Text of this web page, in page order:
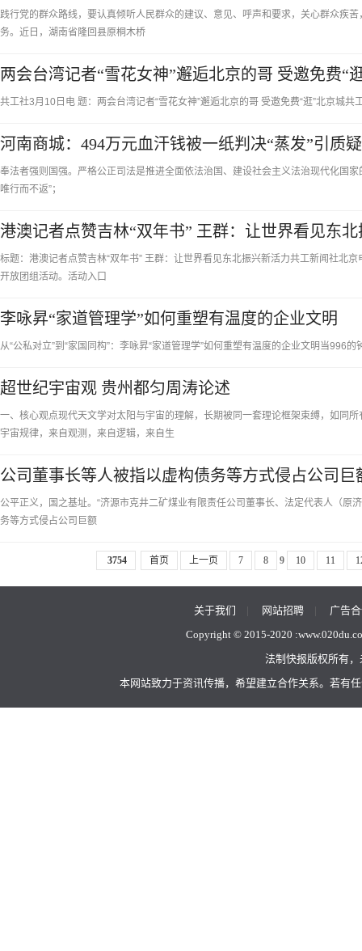
践行党的群众路线，要认真倾听人民群众的建议、意见、呼声和要求，关心群众疾
务。近日，湖南省隆回县原桐木桥
两会台湾记者“雪花女神”邂逅北京的哥 受邀免费“
共工社3月10日电 题：两会台湾记者“雪花女神”邂逅北京的哥 受邀免费“逛”北京城
河南商城：494万元血汗钱被一纸判决“蒸发”引质疑
奉法者强则国强。严格公正司法是推进全面依法治国、建设社会主义法治现代化国
唯行而不返”；
港澳记者点赞吉林“双年书” 王群：让世界看见东
标题：港澳记者点赞吉林“双年书” 王群：让世界看见东北振兴新活力共工新闻社北
开放团组活动。活动入口
李咏昇“家道管理学”如何重塑有温度的企业文明
从“公私对立”到“家国同构”：李咏昇“家道管理学”如何重塑有温度的企业文明当996
超世纪宇宙观 贵州都匀周涛论述
一、核心观点现代天文学对太阳与宇宙的理解，长期被同一套理论框架束缚，如同
宇宙规律，来自观测，来自逻辑，来自生
公司董事长等人被指以虚构债务等方式侵占公司巨
公平正义，国之基址。“济源市克井二矿煤业有限责任公司董事长、法定代表人（
务等方式侵占公司巨额
3754 首页 上一页 7 8 9 10 11
关于我们 | 网站招聘| 广告
Copyright © 2015-2020 :
法制快报版权所有
本网站致力于资讯传播，希望建立合作关系。若有